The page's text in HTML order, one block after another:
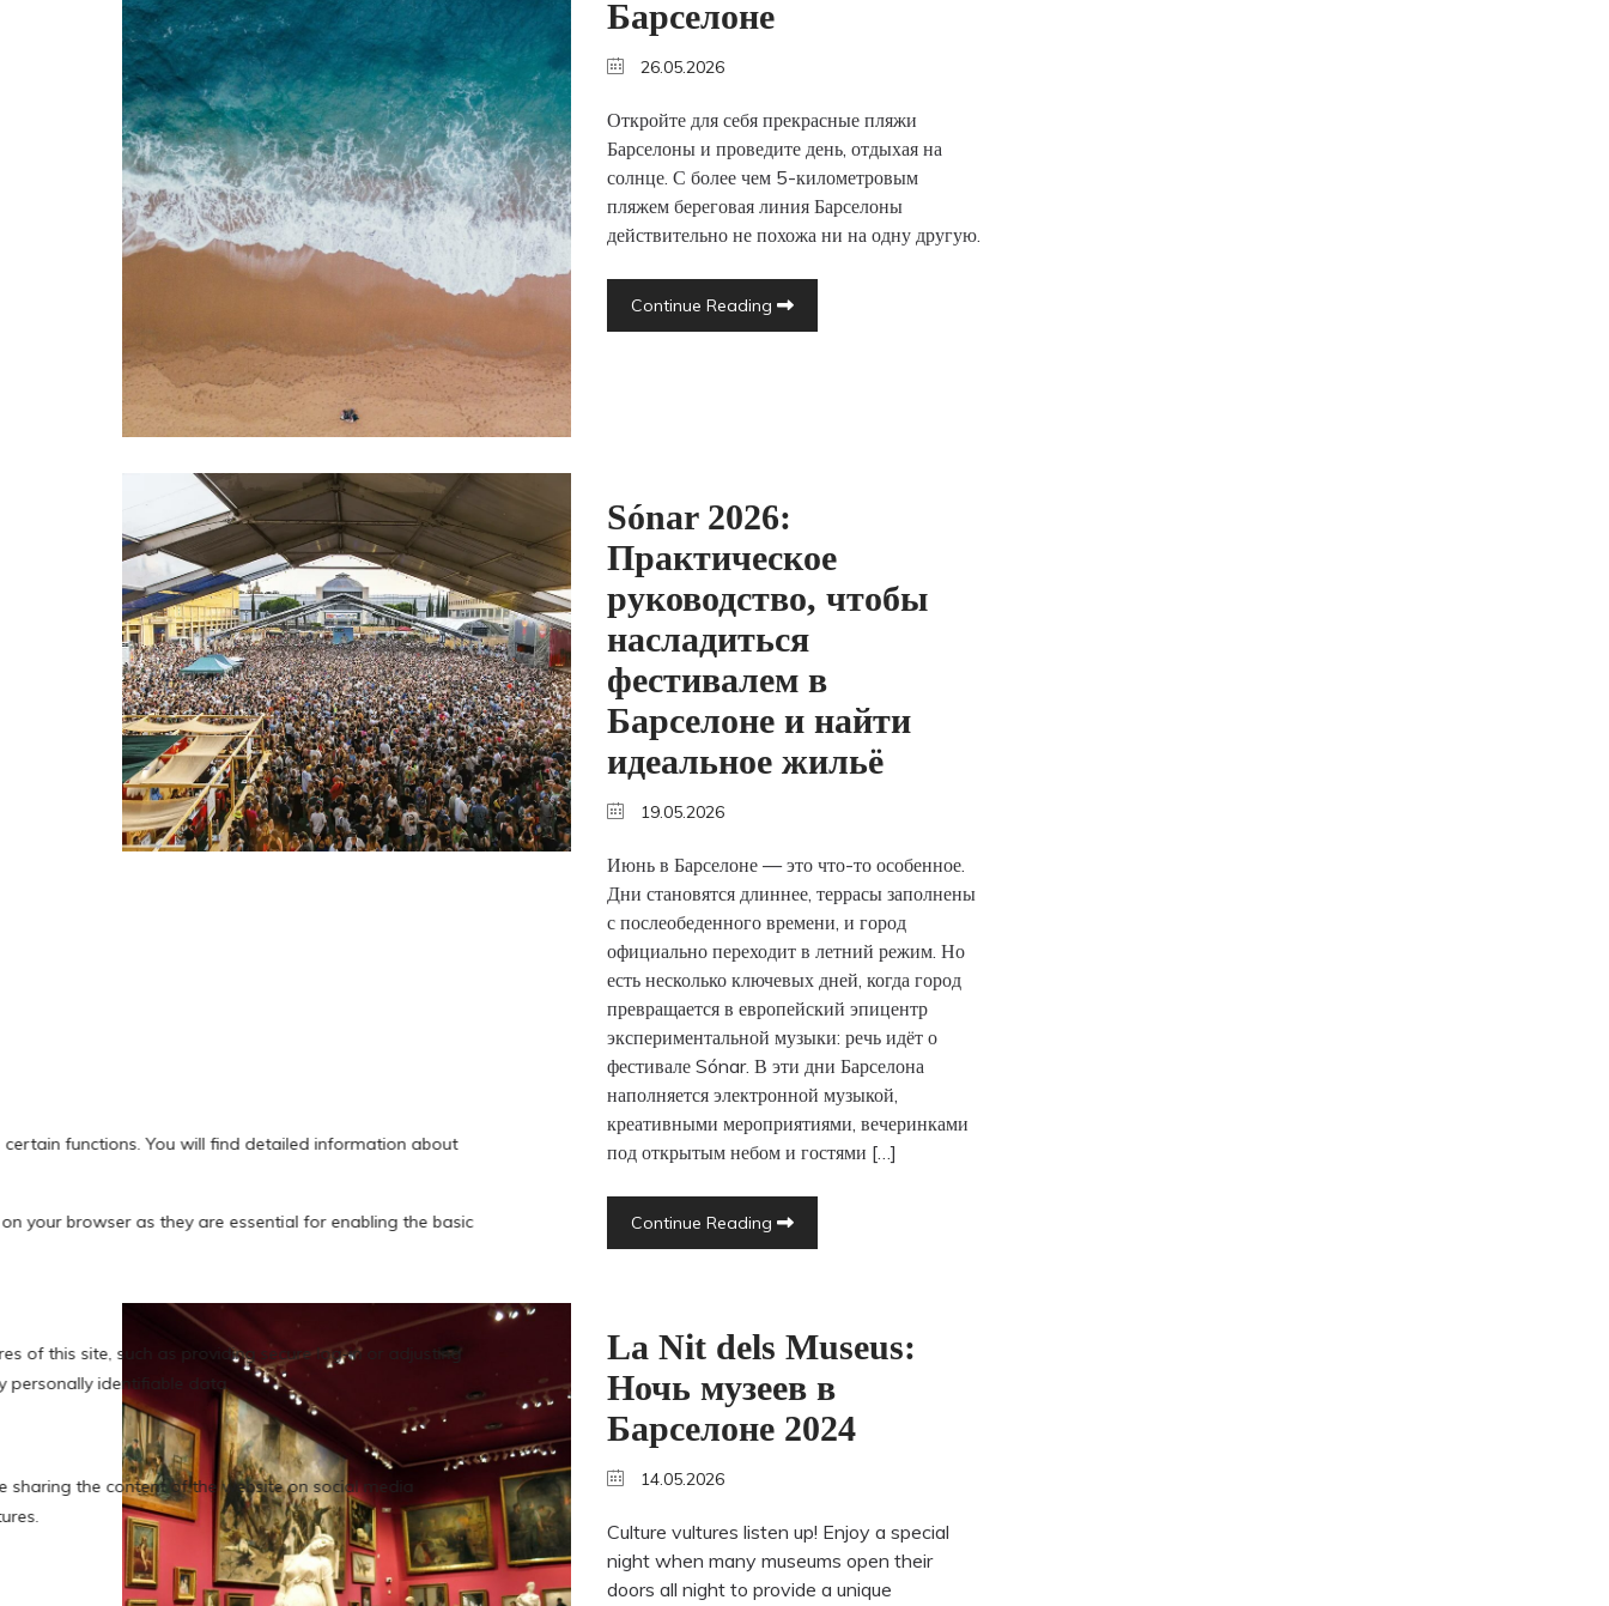
Барселоне
26.05.2026
Откройте для себя прекрасные пляжи
Барселоны и проведите день, отдыхая на
солнце. С более чем 5-километровым
пляжем береговая линия Барселоны
действительно не похожа ни на одну другую.
Continue Reading
Sónar 2026:
Практическое
руководство, чтобы
насладиться
фестивалем в
Барселоне и найти
идеальное жильё
19.05.2026
Июнь в Барселоне — это что-то особенное.
Дни становятся длиннее, террасы заполнены
с послеобеденного времени, и город
официально переходит в летний режим. Но
есть несколько ключевых дней, когда город
превращается в европейский эпицентр
экспериментальной музыки: речь идёт о
фестивале Sónar. В эти дни Барселона
наполняется электронной музыкой,
креативными мероприятиями, вечеринками
под открытым небом и гостями […]
Continue Reading
La Nit dels Museus:
Ночь музеев в
Барселоне 2024
14.05.2026
Culture vultures listen up! Enjoy a special
night when many museums open their
doors all night to provide a unique